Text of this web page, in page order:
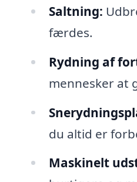
Saltning:
færdes.
Rydning af
mennesker at
du altid er
Maskinelt